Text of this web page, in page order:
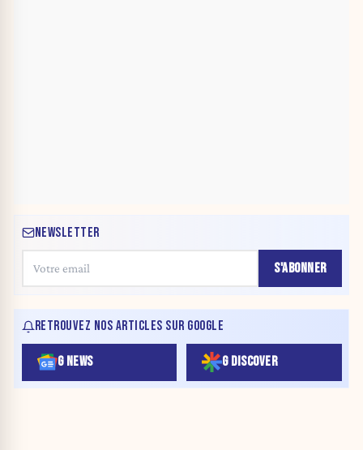
NEWSLETTER
S'ABONNER
RETROUVEZ NOS ARTICLES SUR GOOGLE
G NEWS G DISCOVER